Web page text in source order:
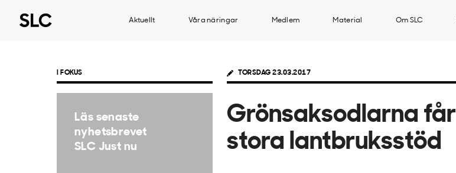
Aktuellt Våra näringar Medlem Material Om SLC
TORSDAG 23.03.2017
Grönsaksodlarna får
stora lantbruksstöd
I FOKUS
Läs senaste
nyhetsbrevet
SLC Just nu